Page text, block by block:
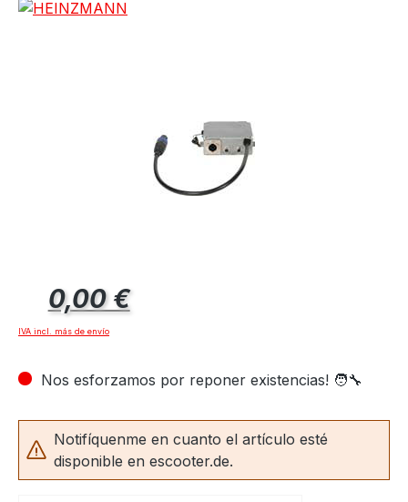
Precio normal:
0,00 €
IVA incl. más de envío
Nos esforzamos por reponer existencias! 🧑‍🔧
Notifíquenme en cuanto el artículo esté
disponible en escooter.de.